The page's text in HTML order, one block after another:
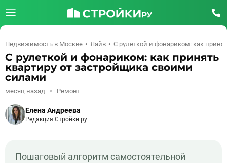
Недвижимость в Москве Лайв С рулеткой и фонариком: как
С рулеткой и фонариком: как принять
квартиру от застройщика своими
силами
месяц назад Ремонт
Елена Андреева
Редакция Стройки.ру
Пошаговый алгоритм самостоятельной